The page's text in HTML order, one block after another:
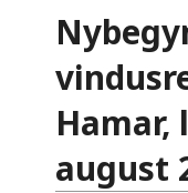
Hamar,
august